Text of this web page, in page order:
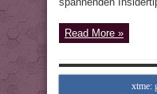
Read More »
xtme: